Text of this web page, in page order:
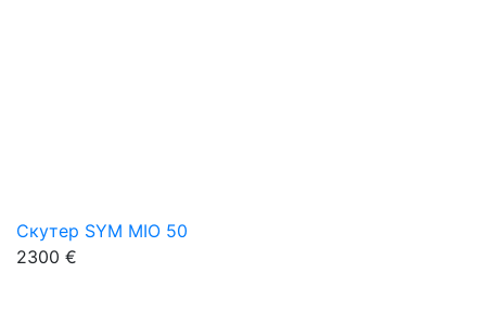
Скутер SYM MIO 50
2300 €